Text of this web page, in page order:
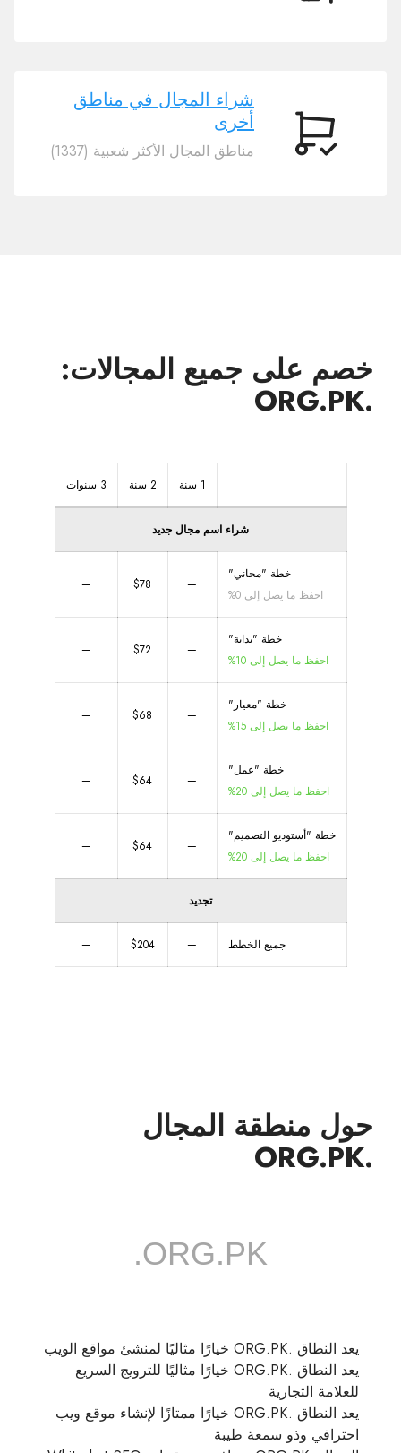
شراء
شراء المجال في مناطق
أخرى
مناطق المجال الأكثر شعبية (1337)
خصم على جميع المجالات:
.ORG.PK
1 سنة 2 سنة 3 سنوات
شراء اسم مجال جديد
خطة "مجاني"
احفظ ما يصل إلى 0%
—
$78
—
خطة "بداية"
احفظ ما يصل إلى 10%
—
$72
—
خطة "معيار"
احفظ ما يصل إلى 15%
—
$68
—
خطة "عمل"
احفظ ما يصل إلى 20%
—
$64
—
خطة "أستوديو التصميم"
احفظ ما يصل إلى 20%
—
$64
—
تجديد
جميع الخطط —
$204
—
حول منطقة المجال
.ORG.PK
يعد النطاق .ORG.PK خيارًا مثاليًا لمنشئ مواقع الويب
يعد النطاق .ORG.PK خيارًا مثاليًا للترويج السريع
للعلامة التجارية
يعد النطاق .ORG.PK خيارًا ممتازًا لإنشاء موقع ويب
احترافي وذو سمعة طيبة